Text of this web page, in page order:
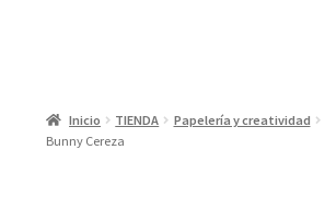
Inicio TIENDA Papelería y creatividad
Bunny Cereza